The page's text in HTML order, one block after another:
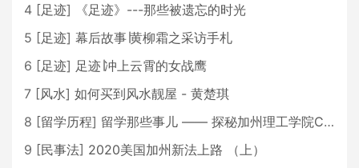
4 [足迹]
《足迹》---那些被遗忘的时光
5 [足迹] 幕后故事∣黄柳霜之采访手札
6 [足迹] 足迹∣冲上云霄的女战鹰
7 [风水] 如何买到风水靓屋 - 黄楚琪
8 [留学历程] 留学那些事儿 —— 探秘加州理工学院Caltech博士生活 [上集]
9 [民事法] 2020美国加州新法上路 （上）